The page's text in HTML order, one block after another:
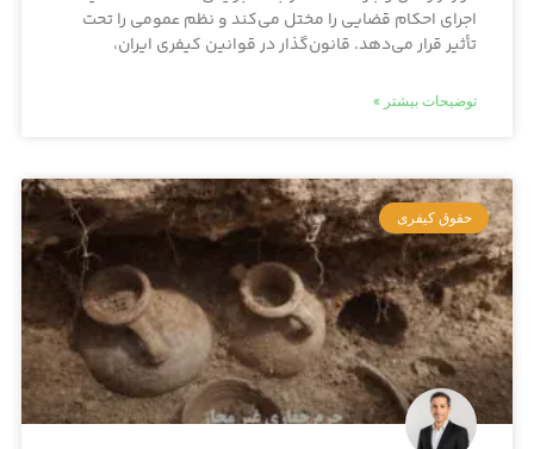
اجرای احکام قضایی را مختل می‌کند و نظم عمومی را تحت
تأثیر قرار می‌دهد. قانون‌گذار در قوانین کیفری ایران،
توضیحات بیشتر »
حقوق کیفری